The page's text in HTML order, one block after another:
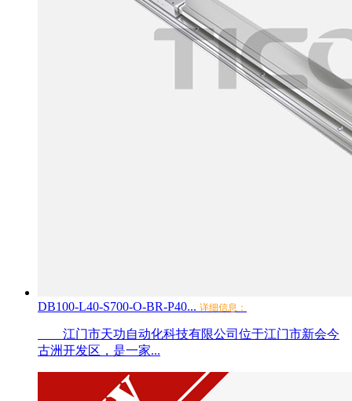
DB100-L40-S700-O-BR-P40... 详细信息：
江门市天功自动化科技有限公司位于江门市新会今
古洲开发区，是一家...